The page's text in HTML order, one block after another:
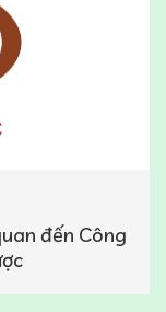
đến Công